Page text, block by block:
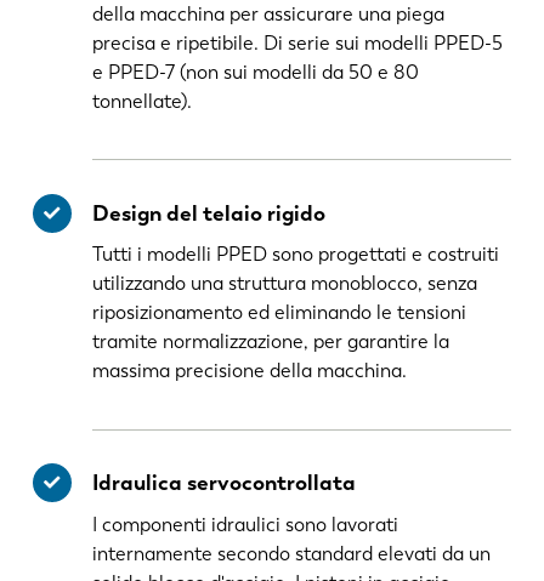
della macchina per assicurare una piega
precisa e ripetibile. Di serie sui modelli PPED-5
e PPED-7 (non sui modelli da 50 e 80
tonnellate).
Design del telaio rigido
Tutti i modelli PPED sono progettati e costruiti
utilizzando una struttura monoblocco, senza
riposizionamento ed eliminando le tensioni
tramite normalizzazione, per garantire la
massima precisione della macchina.
Idraulica servocontrollata
I componenti idraulici sono lavorati
internamente secondo standard elevati da un